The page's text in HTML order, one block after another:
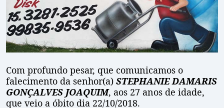
Com profundo pesar, que comunicamos o
falecimento da senhor(a) STEPHANIE DAMARIS
GONÇALVES JOAQUIM, aos 27 anos de idade,
que veio a óbito dia 22/10/2018.